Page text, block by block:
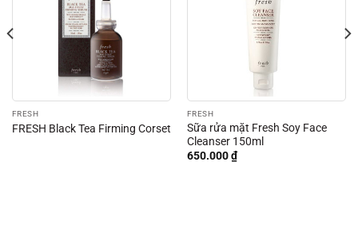
FRESH
FRESH Black Tea Firming Corset
FRESH
Sữa rửa mặt Fresh Soy Face
Cleanser 150ml
650.000₫